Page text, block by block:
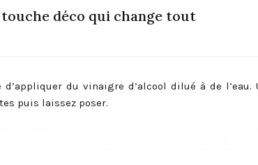
déco qui change tout
du vinaigre d’alcool dilué à de l’eau.
puis laissez poser.